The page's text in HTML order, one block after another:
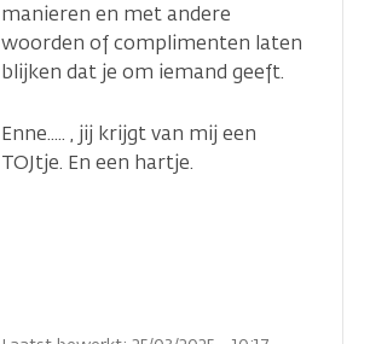
manieren en met andere
woorden of complimenten laten
blijken dat je om iemand geeft.
Enne..... , jij krijgt van mij een
TOJtje. En een hartje.